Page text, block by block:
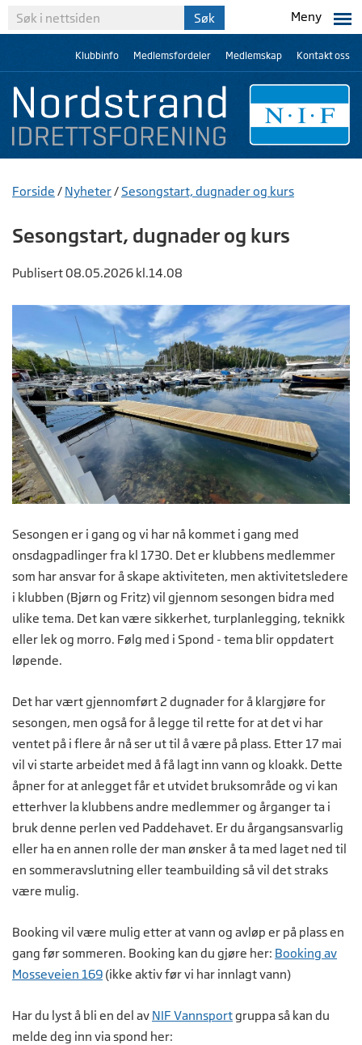
Meny
Klubbinfo Medlemsfordeler Medlemskap Kontakt oss
Forside / Nyheter/Sesongstart, dugnader og kurs
Sesongstart, dugnader og kurs
Publisert 08.05.2026 kl.14.08
Sesongen er i gang og vi har nå kommet i gang med
onsdagpadlinger fra kl 1730. Det er klubbens medlemmer
som har ansvar for å skape aktiviteten, men aktivitetsledere
i klubben (Bjørn og Fritz) vil gjennom sesongen bidra med
ulike tema. Det kan være sikkerhet, turplanlegging, teknikk
eller lek og morro. Følg med i Spond - tema blir oppdatert
løpende.
Det har vært gjennomført 2 dugnader for å klargjøre for
sesongen, men også for å legge til rette for at det vi har
ventet på i flere år nå ser ut til å være på plass. Etter 17 mai
vil vi starte arbeidet med å få lagt inn vann og kloakk. Dette
åpner for at anlegget får et utvidet bruksområde og vi kan
etterhver la klubbens andre medlemmer og årganger ta i
bruk denne perlen ved Paddehavet. Er du årgangsansvarlig
eller ha en annen rolle der man ønsker å ta med laget ned til
en sommeravslutning eller teambuilding så vil det straks
være mulig.
Booking vil være mulig etter at vann og avløp er på plass en
gang før sommeren. Booking kan du gjøre her: Booking av
Mosseveien 169 (ikke aktiv før vi har innlagt vann)
Har du lyst å bli en del av NIF Vannsportgruppa så kan du
melde deg inn via spond her: